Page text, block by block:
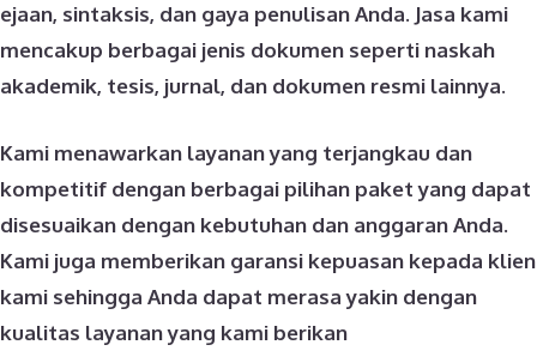
ejaan, sintaksis, dan gaya penulisan Anda. Jasa kami
mencakup berbagai jenis dokumen seperti naskah
akademik, tesis, jurnal, dan dokumen resmi lainnya.
Kami menawarkan layanan yang terjangkau dan
kompetitif dengan berbagai pilihan paket yang dapat
disesuaikan dengan kebutuhan dan anggaran Anda.
Kami juga memberikan garansi kepuasan kepada klien
kami sehingga Anda dapat merasa yakin dengan
kualitas layanan yang kami berikan